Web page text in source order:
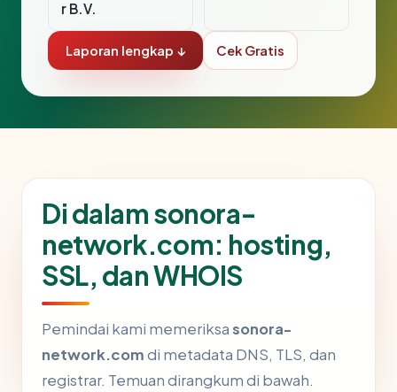
r B.V.
Laporan lengkap ↓ Cek Gratis
Di dalam sonora-
network.com: hosting,
SSL, dan WHOIS
Pemindai kami memeriksasonora-
network.comdi metadata DNS, TLS, dan
registrar. Temuan dirangkum di bawah.